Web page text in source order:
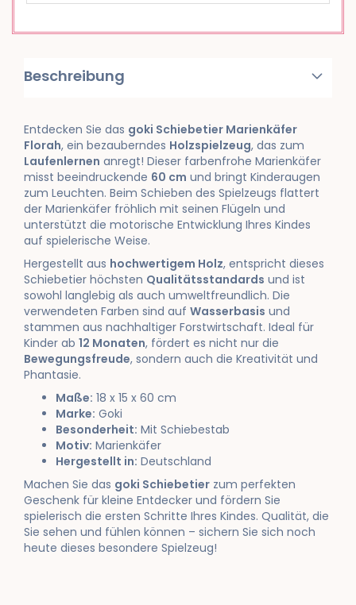
Beschreibung
Entdecken Sie das goki Schiebetier Marienkäfer
Florah, ein bezauberndes Holzspielzeug, das zum
Laufenlernen anregt! Dieser farbenfrohe Marienkäfer
misst beeindruckende 60 cm und bringt Kinderaugen
zum Leuchten. Beim Schieben des Spielzeugs flattert
der Marienkäfer fröhlich mit seinen Flügeln und
unterstützt die motorische Entwicklung Ihres Kindes
auf spielerische Weise.
Hergestellt aus hochwertigem Holz, entspricht dieses
Schiebetier höchsten Qualitätsstandards und ist
sowohl langlebig als auch umweltfreundlich. Die
verwendeten Farben sind auf Wasserbasis und
stammen aus nachhaltiger Forstwirtschaft. Ideal für
Kinder ab 12 Monaten, fördert es nicht nur die
Bewegungsfreude, sondern auch die Kreativität und
Phantasie.
Maße: 18 x 15 x 60 cm
Marke: Goki
Besonderheit: Mit Schiebestab
Motiv: Marienkäfer
Hergestellt in: Deutschland
Machen Sie das goki Schiebetier zum perfekten
Geschenk für kleine Entdecker und fördern Sie
spielerisch die ersten Schritte Ihres Kindes. Qualität, die
Sie sehen und fühlen können – sichern Sie sich noch
heute dieses besondere Spielzeug!